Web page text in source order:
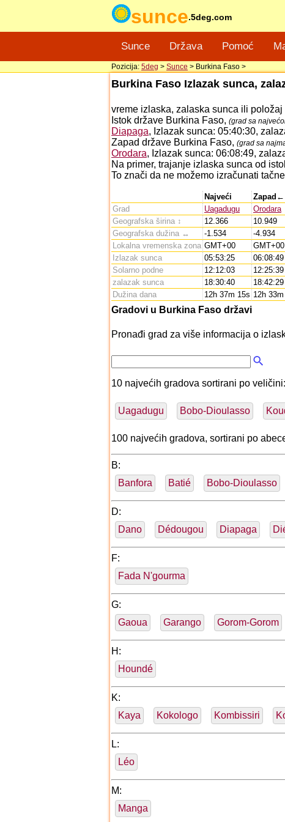
sunce.5deg.com
Sunce Država Pomoć
Pozicija: 5deg > Sunce > Burkina Faso >
Burkina Faso Izlazak sunca,
vreme izlaska, zalaska sunca ili
Istok države Burkina Faso, (grad sa
Diapaga, Izlazak sunca: 05:40:30,
Zapad države Burkina Faso, (grad sa
Orodara, Izlazak sunca: 06:08:49,
Na primer, trajanje izlaska sunca od
To znači da ne možemo izračunati
Najveći Zapad←
Grad
Uagadugu Orodara
Geografska širina ↕
12.366 10.949
Geografska dužina ↔
-1.534 -4.934
Lokalna vremenska zona GMT+00 GMT+00
Izlazak sunca
05:53:25 06:08:49
Solarno podne
12:12:03 12:25:39
zalazak sunca
18:30:40 18:42:29
Dužina dana
12h 37m 15s 12h
Gradovi u Burkina Faso državi
Pronađi grad za više informacija o
10 najvećih gradova sortirani po veličini:
Uagadugu Bobo-Dioulasso
100 najvećih gradova, sortirani po
B:
Banfora
Batié Bobo-Dioulasso
D:
Dano
Dédougou Diapaga
F:
Fada N'gourma
G:
Gaoua
Garango Gorom-Gorom
H:
Houndé
K:
Kaya
Kokologo Kombissiri
L:
Léo
M:
Manga